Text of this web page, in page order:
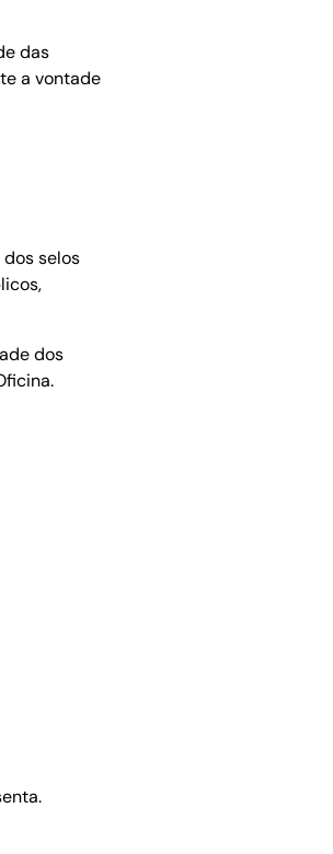
das
a vontade
selos
dos